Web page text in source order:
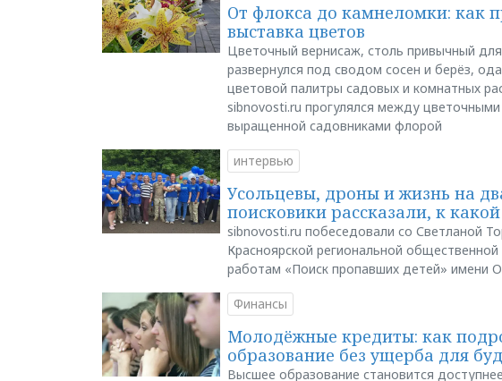
От флокса до камнеломки: как
выставка цветов
Цветочный вернисаж, столь привычный
развернулся под сводом сосен и берёз,
цветовой палитры садовых и комнатных
sibnovosti.ru прогулялся между
выращенной садовниками флорой
интервью
Усольцевы, дроны и жизнь на
поисковики рассказали, к
sibnovosti.ru побеседовали со Светланой
Красноярской региональной
работам «Поиск пропавших детей» имени
Финансы
Молодёжные кредиты: как
образование без ущерба для
Высшее образование становится